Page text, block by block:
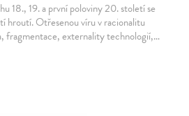
18., 19. a první poloviny 20. století se
hroutí. Otřesenou víru v racionalitu
fragmentace, externality technologií,…